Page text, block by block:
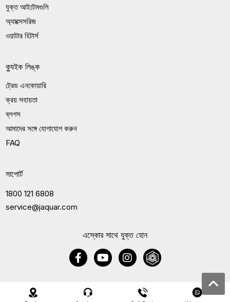
এস্কোর সাথে যুক্ত হোন
যুক্ত আইটেমগুলি
অ্যাক্সেসরিজ
ওয়াটার হিটার্স
ক্যুইক লিঙ্ক
ট্রেড এনকোয়ারি
ক্রয় সহায়তা
ব্লগস
আমাদের সঙ্গে যোগাযোগ করুন
FAQ
সাপোর্ট
1800 121 6808
service@jaquar.com